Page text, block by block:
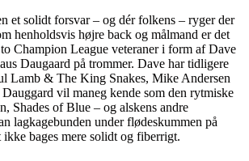
et solidt forsvar – og dér folkens – ryger der
henholdsvis højre back og målmand er det
Champion League veteraner i form af Dave
Daugaard på trommer. Dave har tidligere
Lamb & The King Snakes, Mike Andersen
vil maneg kende som den rytmiske
Shades of Blue – og alskens andre
lagkagebunden under flødeskummen på
ikke bages mere solidt og fiberrigt.